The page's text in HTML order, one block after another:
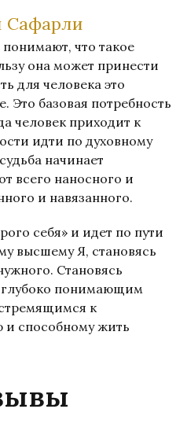
Сафарли
что такое
она может принести
для человека это
Это базовая потребность
человек приходит к
идти по духовному
начинает
всего наносного и
и навязанного.
себя» и идет по пути
высшему Я, становясь
Становясь
понимающим
к
способному жить